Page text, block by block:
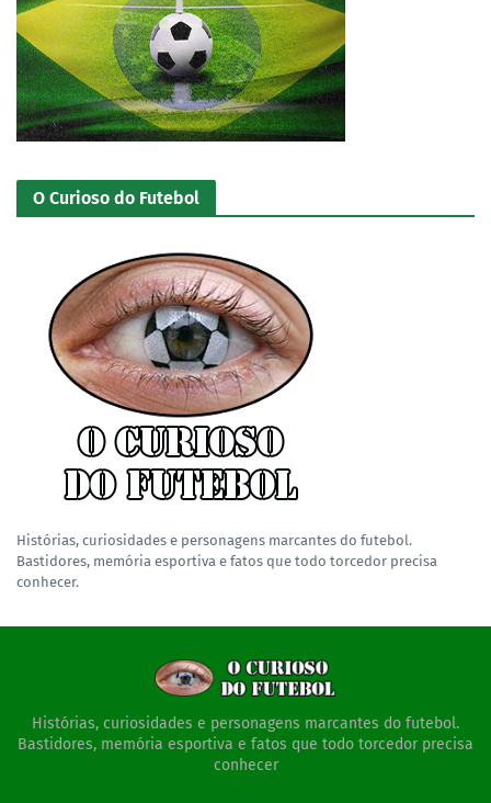
O Curioso do Futebol
Histórias, curiosidades e personagens marcantes do futebol.
Bastidores, memória esportiva e fatos que todo torcedor precisa
conhecer.
Histórias, curiosidades e personagens marcantes do futebol.
Bastidores, memória esportiva e fatos que todo torcedor precisa
conhecer